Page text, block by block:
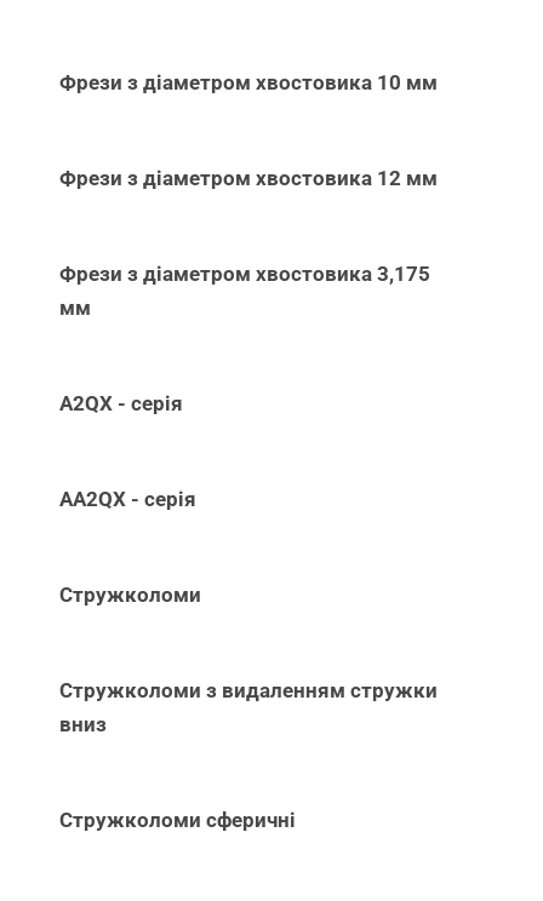
Фрези з діаметром хвостовика 10 мм
Фрези з діаметром хвостовика 12 мм
Фрези з діаметром хвостовика 3,175
мм
A2QX - серія
AA2QX - серія
Стружколоми
Стружколоми з видаленням стружки
вниз
Стружколоми сферичні